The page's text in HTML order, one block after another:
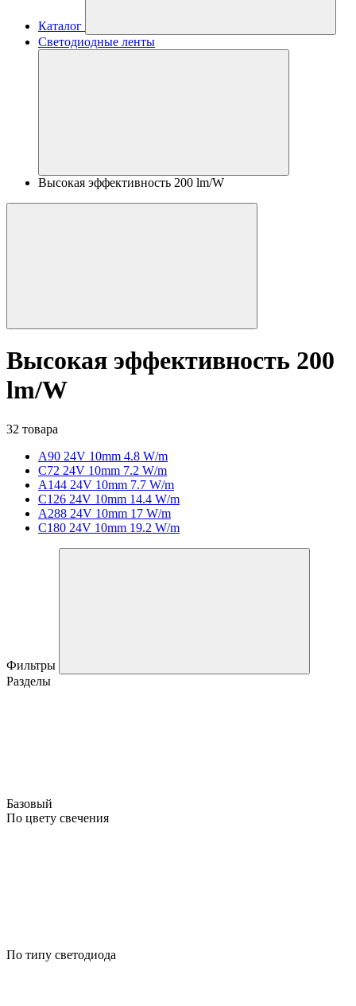
Каталог
Светодиодные ленты
Высокая эффективность 200 lm/W
Высокая эффективность 200
lm/W
32 товара
A90 24V 10mm 4.8 W/m
C72 24V 10mm 7.2 W/m
A144 24V 10mm 7.7 W/m
C126 24V 10mm 14.4 W/m
A288 24V 10mm 17 W/m
C180 24V 10mm 19.2 W/m
Фильтры
Разделы
Базовый
По цвету свечения
По типу светодиода